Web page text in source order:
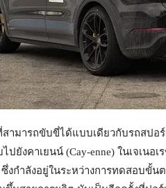
สามารถขับขี่ได้แบบเดียวกับรถสปอ
ปยังคาเยนน์ (Cay-enne) ในเจเนอ
งกำลังอยู่ในระหว่างการทดสอบขั้